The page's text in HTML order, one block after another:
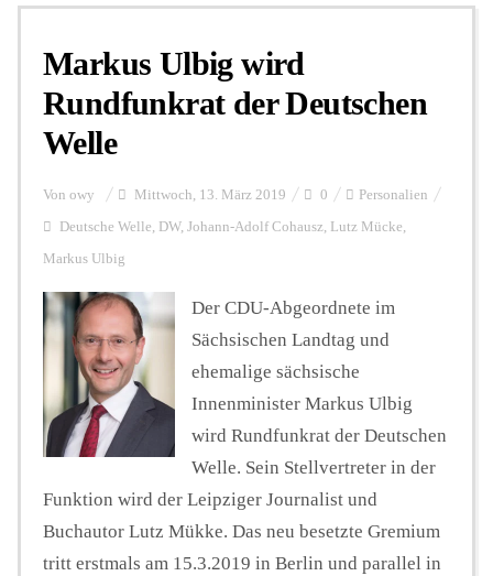
Personalien
FUNKTURM-Beiträge
Podcast
Seminare
Unterstützen
Markus Ulbig wird
Rundfunkrat der Deutschen
Welle
Von owy Mittwoch, 13. März 2019 0 Personalien
Deutsche Welle, DW, Johann-Adolf Cohausz, Lutz Mücke,
Markus Ulbig
Der CDU-Abgeordnete im
Sächsischen Landtag und
ehemalige sächsische
Innenminister Markus Ulbig
wird Rundfunkrat der Deutschen
Welle. Sein Stellvertreter in der
Funktion wird der Leipziger Journalist und
Buchautor Lutz Mükke. Das neu besetzte Gremium
tritt erstmals am 15.3.2019 in Berlin und parallel in